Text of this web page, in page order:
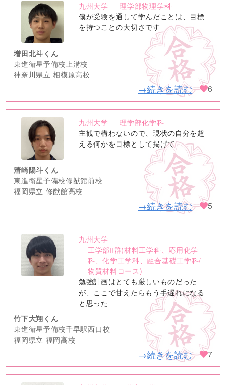
no
image
九州大学
理学部物理学科
僕が受験を通して学んだことは、目標
を持つことの大切さです
増田北斗くん
東進衛星予備校上溝校
神奈川県立 相模原高校
→続きを読む 6
no
image
九州大学
理学部化学科
主観で構わないので、現状の自分を超
える何かを目標として掲げて
清崎陽斗くん
東進衛星予備校修猷館前校
福岡県立 修猷館高校
→続きを読む 5
no
image
九州大学
工学部Ⅱ群(材料工学科、応用化学
科、化学工学科、融合基礎工学科/
物質材料コース)
勉強計画はとても厳しいものだった
が、ここで甘えたらもう手遅れになる
と思った
竹下大翔くん
東進衛星予備校千早駅西口校
福岡県立 福岡高校
→続きを読む 7